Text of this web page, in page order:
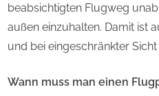
beabsichtigten Flugweg
außen einzuhalten. Damit ist
und bei eingeschränkter
Wann muss man einen